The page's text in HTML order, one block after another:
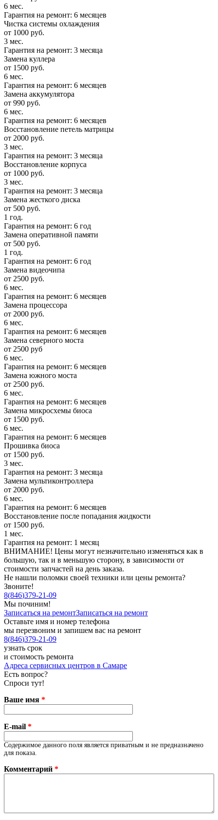
6 мес.
Гарантия на ремонт: 6 месяцев
Чистка системы охлаждения
от 1000 руб.
3 мес.
Гарантия на ремонт: 3 месяца
Замена куллера
от 1500 руб.
6 мес.
Гарантия на ремонт: 6 месяцев
Замена аккумулятора
от 990 руб.
6 мес.
Гарантия на ремонт: 6 месяцев
Восстановление петель матрицы
от 2000 руб.
3 мес.
Гарантия на ремонт: 3 месяца
Восстановление корпуса
от 1000 руб.
3 мес.
Гарантия на ремонт: 3 месяца
Замена жесткого диска
от 500 руб.
1 год.
Гарантия на ремонт: 6 год
Замена оперативной памяти
от 500 руб.
1 год.
Гарантия на ремонт: 6 год
Замена видеочипа
от 2500 руб.
6 мес.
Гарантия на ремонт: 6 месяцев
Замена процессора
от 2000 руб.
6 мес.
Гарантия на ремонт: 6 месяцев
Замена северного моста
от 2500 руб
6 мес.
Гарантия на ремонт: 6 месяцев
Замена южного моста
от 2500 руб.
6 мес.
Гарантия на ремонт: 6 месяцев
Замена микросхемы биоса
от 1500 руб.
6 мес.
Гарантия на ремонт: 6 месяцев
Прошивка биоса
от 1500 руб.
3 мес.
Гарантия на ремонт: 3 месяца
Замена мультиконтроллера
от 2000 руб.
6 мес.
Гарантия на ремонт: 6 месяцев
Восстановление после попадания жидкости
от 1500 руб.
1 мес.
Гарантия на ремонт: 1 месяц
ВНИМАНИЕ! Цены могут незначительно изменяться как в
большую, так и в меньшую сторону, в зависимости от
стоимости запчастей на день заказа.
Не нашли поломки своей техники или цены ремонта?
Звоните!
8(846)379-21-09
Мы починим!
Записаться на ремонтЗаписаться на ремонт
Оставьте имя и номер телефона
мы перезвоним и запишем вас на ремонт
8(846)379-21-09
узнать срок
и стоимость ремонта
Адреса сервисных центров в Самаре
Есть вопрос?
Спроси тут!
Ваше имя *
E-mail *
Содержимое данного поля является приватным и не предназначено
для показа.
Комментарий *